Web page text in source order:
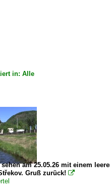
in: Alle
| Mehrsystem
362 BR 362 · ES 499.1
sehen am 25.05.26 mit einem
Gruß zurück! 